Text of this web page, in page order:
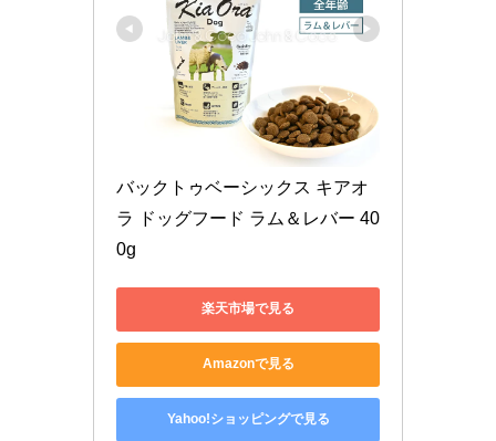
バックトゥベーシックス キアオ
ラ ドッグフード ラム＆レバー 40
0g
楽天市場で見る
Amazonで見る
Yahoo!ショッピングで見る